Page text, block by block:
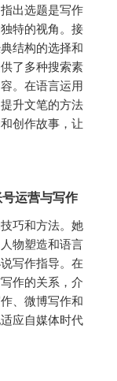
出选题是写作
特的视角。接
结构的选择和
了多种搜索素
。在语言运用
升文笔的方法
创作故事，让
运营与写作
巧和方法。她
物塑造和语言
写作指导。在
作的关系，介
、微博写作和
应自媒体时代